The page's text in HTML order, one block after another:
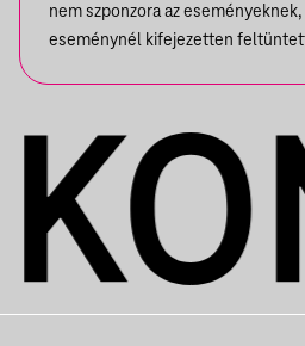
nem szponzora az
eseménynél kifejezetten